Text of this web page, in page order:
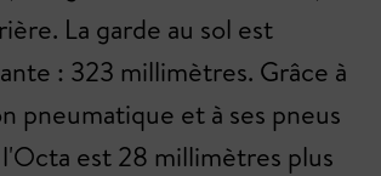
La garde au sol est
: 323 millimètres. Grâce à
pneumatique et à ses pneus
est 28 millimètres plus